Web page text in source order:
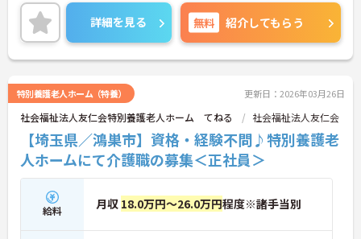
詳細を見る 無料 紹介してもらう
特別養護老人ホーム（特養） 更新日：2026年03月26日
社会福祉法人友仁会特別養護老人ホーム てねる 社会福祉法人友仁会
【埼玉県／鴻巣市】資格・経験不問♪特別養護老
人ホームにて介護職の募集＜正社員＞
給料 月収 18.0万円～26.0万円程度※諸手当別